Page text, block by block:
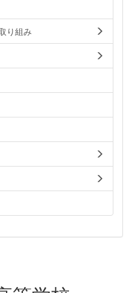
り組み